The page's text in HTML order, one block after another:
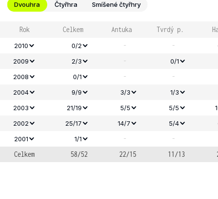
Dvouhra Čtyřhra Smíšené čtyřhry
Rok Celkem Antuka Tvrdý p.
2010 0/2 - -
2009
2/3 - 0/1
2008
0/1 - -
2004 9/9 3/3 1/3
2003
21/19 5/5 5/5
2002
25/17 14/7 5/4
2001
1/1 -
-
Celkem
58/52 22/15 11/13